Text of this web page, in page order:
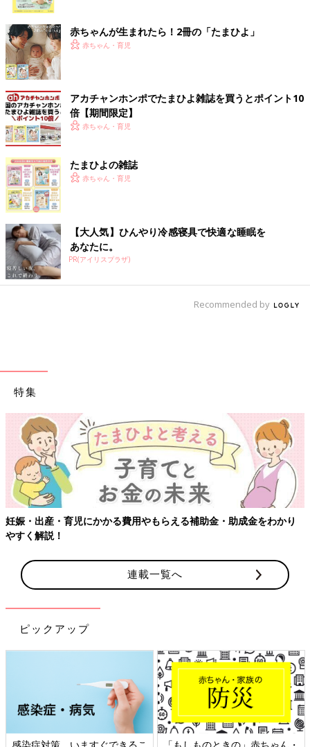
赤ちゃんが生まれたら！2冊の「たまひよ」
赤ちゃん・育児
アカチャンホンポでたまひよ雑誌を買うとポイント10
倍【期間限定】
赤ちゃん・育児
たまひよの雑誌
赤ちゃん・育児
【大人気】ひんやり冷感寝具で快適な睡眠を
あなたに。
PR(アイリスプラザ)
Recommended by
特集
育児にかかる費用やもらえる補助金・助成金をわかり
【ワクチ
連載一覧へ
ピックアップ
策、いますぐできるこ
「もしものときの」赤ちゃん・
日本外